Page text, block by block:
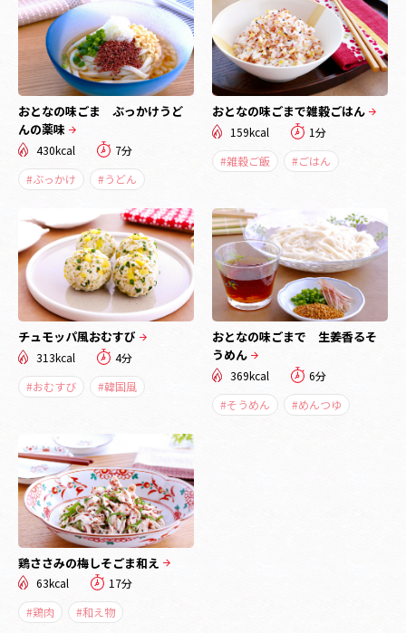
おとなの味ごま ぶっかけうど
んの薬味
430kcal
7分
#ぶっかけ
#うどん
おとなの味ごまで雑穀ごはん
159kcal
1分
#雑穀ご飯
#ごはん
チュモッパ風おむすび
313kcal
4分
#おむすび
#韓国風
おとなの味ごまで 生姜香るそ
うめん
369kcal
6分
#そうめん
#めんつゆ
鶏ささみの梅しそごま和え
63kcal
17分
#鶏肉
#和え物